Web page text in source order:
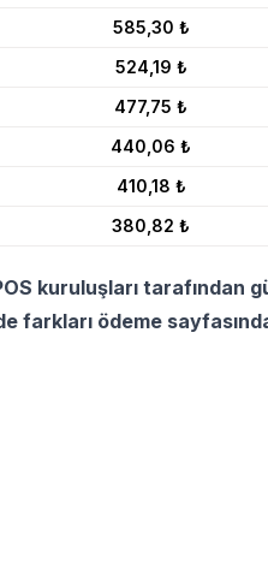
585,30 ₺
524,19 ₺
477,75 ₺
440,06 ₺
410,18 ₺
380,82 ₺
kuruluşları tarafından
farkları ödeme